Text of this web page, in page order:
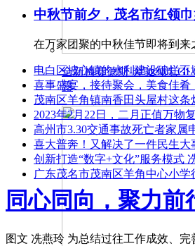
全新梅赛德斯-奔驰纯电
露
中秋节前夕，茂名市红领
在万家团聚的中秋佳节即将到
电白区坡心镇的水利建设破烂不
喜事盛宴，接待聚会，美食佳肴
茂南区羊角镇南香田头屋村这条
2023年2月22日，二月正值万物
高州市3.30交通事故死亡者家属
喜大普奔！又解决了一件民生大
创新打造“数字+文化”服务模式
广东茂名市茂南区羊角中心小学
同心同向，聚力
图文 冼燕玲 为总结过往工作成效、